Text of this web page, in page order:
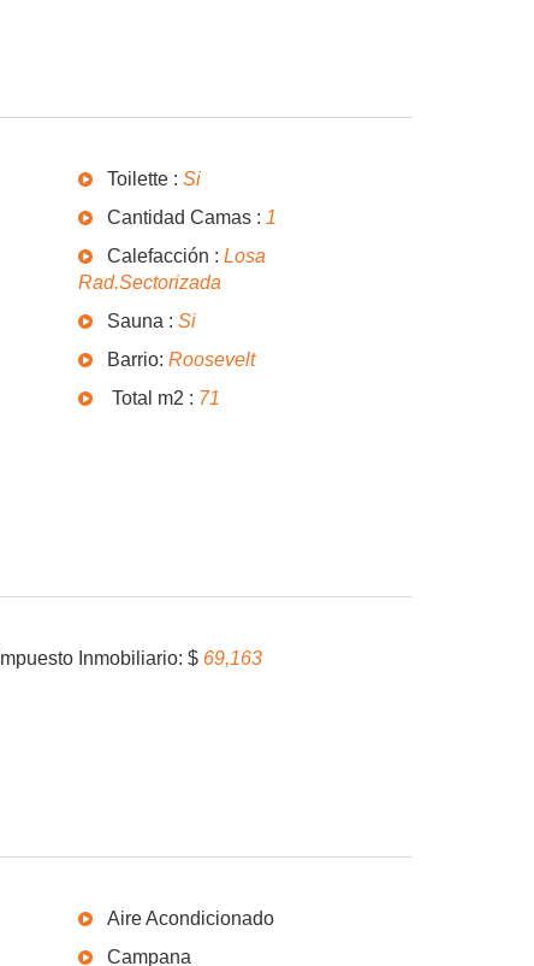
Toilette : Si
Cantidad Camas : 1
Calefacción : Losa
Rad.Sectorizada
Sauna : Si
Barrio: Roosevelt
Total m2 : 71
Impuesto Inmobiliario: $ 69,163
Aire Acondicionado
Campana